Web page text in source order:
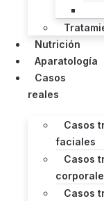
Nutrición
Aparatología
Casos
reales
Casos
faciales
Casos
Casos